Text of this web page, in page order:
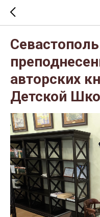
авторских
Детской